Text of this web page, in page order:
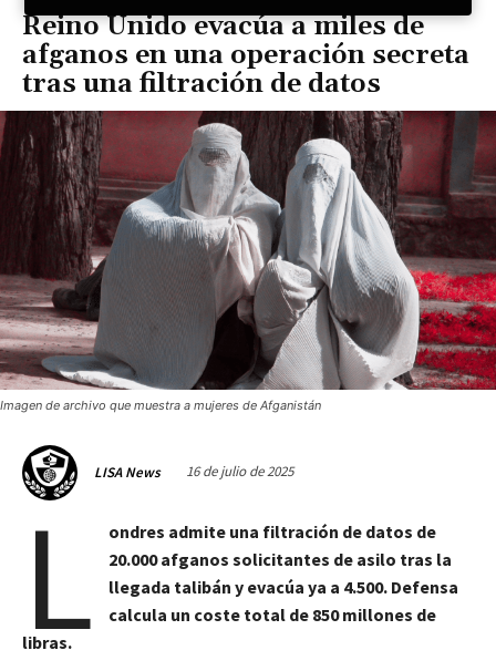
Reino Unido evacúa a miles de
afganos en una operación secreta
tras una filtración de datos
Imagen de archivo que muestra a mujeres de Afganistán
LISA News 16 de julio de 2025
L
ondres admite una filtración de datos de
20.000 afganos solicitantes de asilo tras la
llegada talibán y evacúa ya a 4.500. Defensa
calcula un coste total de 850 millones de
libras.